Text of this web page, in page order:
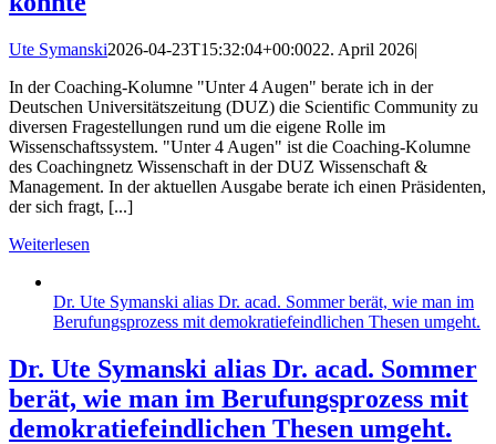
Ute Symanski2026-04-23T15:32:04+00:0022. April 2026|
In der Coaching-Kolumne "Unter 4 Augen" berate ich in der
Deutschen Universitätszeitung (DUZ) die Scientific Community zu
diversen Fragestellungen rund um die eigene Rolle im
Wissenschaftssystem. "Unter 4 Augen" ist die Coaching-Kolumne
des Coachingnetz Wissenschaft in der DUZ Wissenschaft &
Management. In der aktuellen Ausgabe berate ich einen Präsidenten,
der sich fragt, [...]
Weiterlesen
Dr. Ute Symanski alias Dr. acad. Sommer berät, wie man im
Berufungsprozess mit demokratiefeindlichen Thesen umgeht.
Dr. Ute Symanski alias Dr. acad. Sommer
berät, wie man im Berufungsprozess mit
demokratiefeindlichen Thesen umgeht.